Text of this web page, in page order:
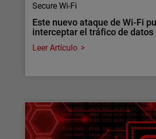
Secure Wi-Fi
Este nuevo ataque de Wi-Fi
interceptar el tráfico de datos
Leer Artículo